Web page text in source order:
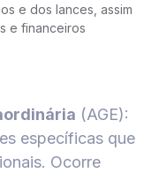
e dos lances, assim
e financeiros
(AGE):
específicas que
Ocorre